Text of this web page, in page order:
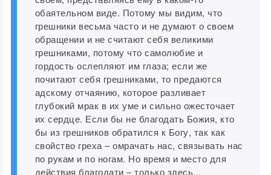
обаятельном виде. Потому мы видим, что
грешники весьма часто и не думают о своем
обращении и не считают себя великими
грешниками, потому что самолюбие и
гордость ослепляют им глаза; если же
почитают себя грешниками, то предаются
адскому отчаянию, которое разливает
глубокий мрак в их уме и сильно ожесточает
их сердце. Если бы не благодать Божия, кто
бы из грешников обратился к Богу, так как
свойство греха ‒ омрачать нас, связывать нас
по рукам и по ногам. Но время и место для
действия благодати ‒ только здесь...